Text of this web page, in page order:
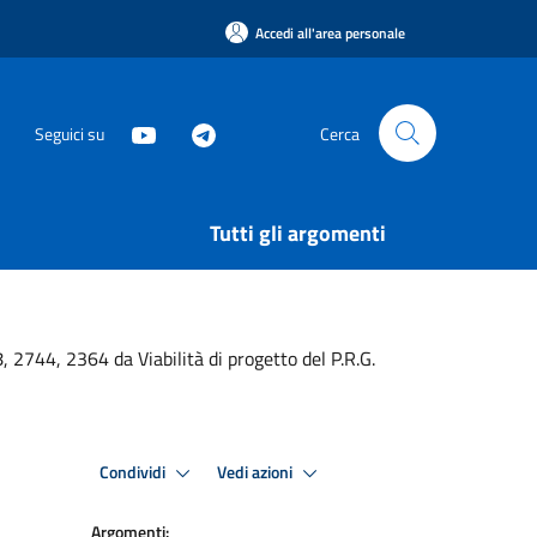
Accedi all'area personale
Seguici su Cerca
Tutti gli argomenti
2364 da Viabilità di progetto del P.R.G.
Condividi Vedi azioni
Argomenti: